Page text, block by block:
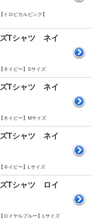
トロピカルピンク】
Tシャツ ネイ
ネイビー】Sサイズ
Tシャツ ネイ
ネイビー】Mサイズ
Tシャツ ネイ
ネイビー】Lサイズ
Tシャツ ロイ
ロイヤルブルー】Lサイズ